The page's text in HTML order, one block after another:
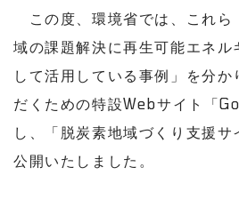
この度、環境省では、これら
域の課題解決に再生可能エネル
して活用している事例」を分か
だくための特設Webサイト「
し、「脱炭素地域づくり支援サ
公開いたしました。